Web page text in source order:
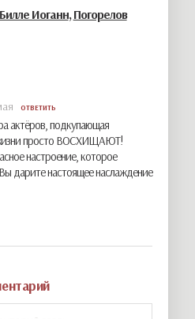
Билле Иоганн,Погорелов
ОТВЕТИТЬ
актёров, подкупающая
жизни просто ВОСХИЩАЮТ!
настроение, которое
дарите настоящее наслаждение